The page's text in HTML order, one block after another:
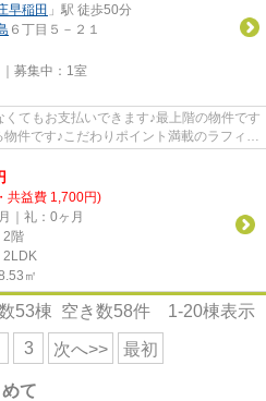
早稲田 」駅 徒歩50分
６丁目５－２１
募集中： 1室
てもお支払いできます♪最上階の物件です
件です♪こだわりポイント満載のラフィ
共益費 1,700円)
｜礼：0ヶ月
2階
2LDK
㎡
53棟 空き数58件 1-20棟表示
3 次へ>> 最初
て